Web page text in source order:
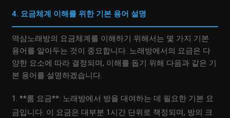
4. 요금체계 이해를 위한 기본 용어 설명
역삼노래방의 요금체계를 이해하기 위해서는 몇 가지 기본
용어를 알아두는 것이 중요합니다. 노래방에서의 요금은 다
양한 요소에 따라 결정되며, 이해를 돕기 위해 다음과 같은 기
본 용어를 설명하겠습니다.
1. **룸 요금**: 노래방에서 방을 대여하는 데 필요한 기본 요
금입니다. 이 요금은 대부분 1시간 단위로 책정되며, 방의 크